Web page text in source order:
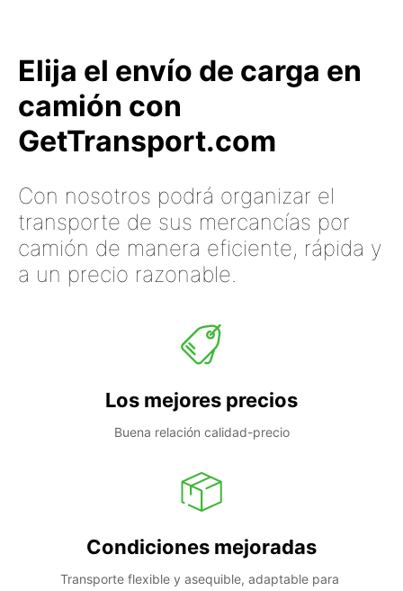
Elija el envío de carga en
camión con
GetTransport.com
Con nosotros podrá organizar el
transporte de sus mercancías por
camión de manera eficiente, rápida y
a un precio razonable.
Los mejores precios
Buena relación calidad-precio
Condiciones mejoradas
Transporte flexible y asequible, adaptable para